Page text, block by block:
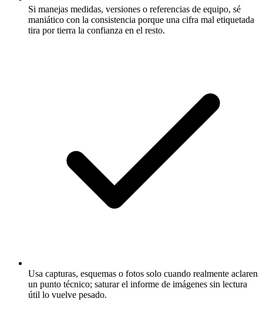
Si manejas medidas, versiones o referencias de equipo, sé
maniático con la consistencia porque una cifra mal etiquetada
tira por tierra la confianza en el resto.
Usa capturas, esquemas o fotos solo cuando realmente aclaren
un punto técnico; saturar el informe de imágenes sin lectura
útil lo vuelve pesado.